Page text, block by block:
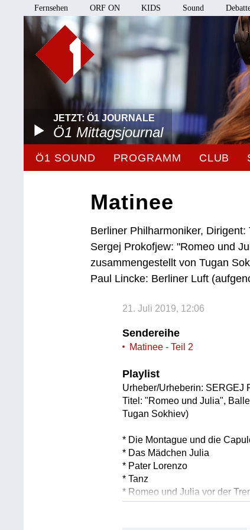
Fernsehen ORF ON KIDS Sound
JETZT: Ö1 JOURNALE
Ö1 Mittagsjournal
Ö1 SOUND PROGRAMM CLUB
Matinee
Berliner Philharmoniker, Dirigent:
Sergej Prokofjew: "Romeo und
zusammengestellt von Tugan
Paul Lincke: Berliner Luft
21. Juli 2019, 12:06
Sendereihe
Matinee - Teil 2
Playlist
Urheber/Urheberin: SERGEJ
Titel: "Romeo und Julia",
Tugan Sokhiev)
* Die Montague und die
* Das Mädchen Julia
* Pater Lorenzo
* Tanz
* Romeo und Julia vor der
* Tanz der Mädchen mit den